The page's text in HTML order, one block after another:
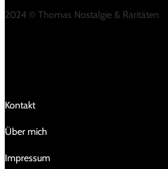
2024 © Thomas Nostalgie & Raritäten
Kontakt
Über mich
Impressum